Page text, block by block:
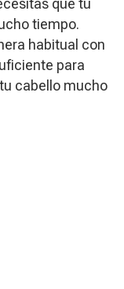
que tu
tiempo.
habitual con
para
cabello mucho